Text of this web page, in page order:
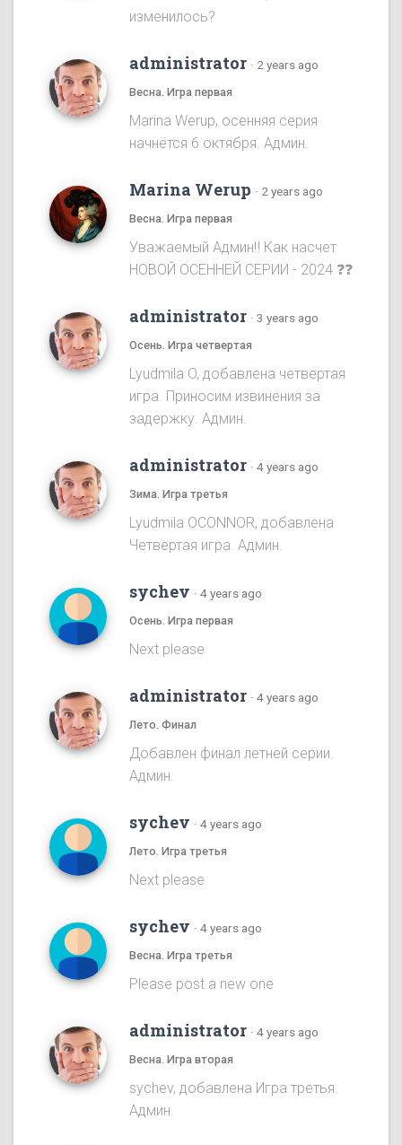
изменилось?
administrator · 2 years ago
Весна. Игра первая
Marina Werup, осенняя серия
начнётся 6 октября. Админ.
Marina Werup · 2 years ago
Весна. Игра первая
Уважаемый Админ‼️ Как насчет
НОВОЙ ОСЕННЕЙ СЕРИИ - 2024 ❓❓
administrator · 3 years ago
Осень. Игра четвертая
Lyudmila O, добавлена четвертая
игра. Приносим извинения за
задержку. Админ.
administrator · 4 years ago
Зима. Игра третья
Lyudmila OCONNOR, добавлена
Четвертая игра. Админ.
sychev · 4 years ago
Осень. Игра первая
Next please
administrator · 4 years ago
Лето. Финал
Добавлен финал летней серии.
Админ.
sychev · 4 years ago
Лето. Игра третья
Next please
sychev · 4 years ago
Весна. Игра третья
Please post a new one
administrator · 4 years ago
Весна. Игра вторая
sychev, добавлена Игра третья.
Админ.